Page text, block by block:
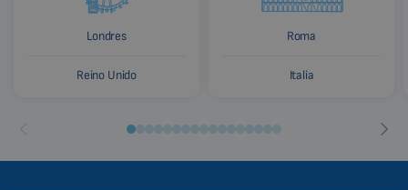
Londres
Reino Unido
Roma
Italia